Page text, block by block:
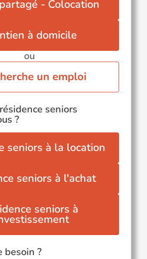
- Colocation
à domicile
ou
un emploi
seniors
?
seniors à la location
seniors à l'achat
seniors à
besoin ?